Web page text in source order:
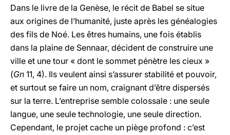
Dans le livre de la Genèse, le récit de Babel se situe
aux origines de l’humanité, juste après les généalogies
des fils de Noé. Les êtres humains, une fois établis
dans la plaine de Sennaar, décident de construire une
ville et une tour « dont le sommet pénètre les cieux »
(Gn 11, 4). Ils veulent ainsi s’assurer stabilité et pouvoir,
et surtout se faire un nom, craignant d’être dispersés
sur la terre. L’entreprise semble colossale : une seule
langue, une seule technologie, une seule direction.
Cependant, le projet cache un piège profond : c’est